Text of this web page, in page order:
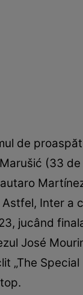
de
(33
Inter a
jucând
José
„The